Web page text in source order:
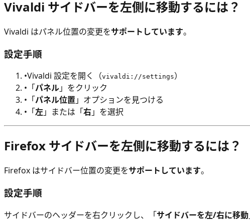
Vivaldi サイドバーを左側に移動するには？
Vivaldi はパネル位置の変更をサポートしています。
設定手順
•Vivaldi 設定を開く（vivaldi://settings）
• 「パネル」をクリック
• 「パネル位置 」オプションを見つける
• 「左 」または「右」を選択
Firefox サイドバーを左側に移動するには？
Firefox はサイドバー位置の変更をサポートしています。
設定手順
サイドバーのヘッダーを右クリックし、「サイドバーを左/右に移動